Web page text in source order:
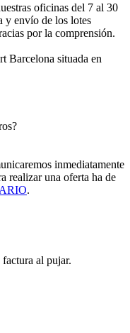
oficinas del 7 al 30
y envío de los lotes
por la comprensión.
Barcelona situada en
inmediatamente
realizar una oferta ha de
.
al pujar.